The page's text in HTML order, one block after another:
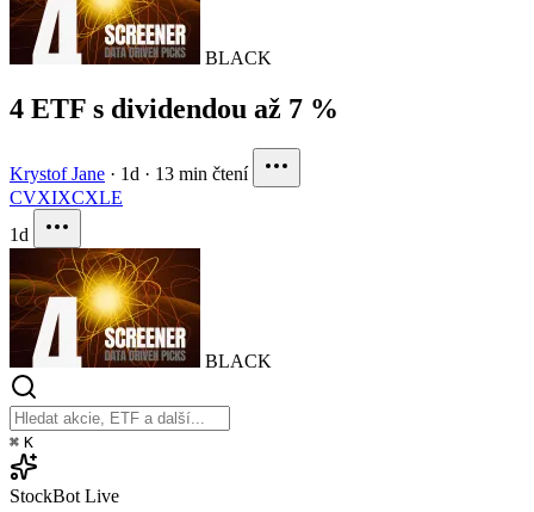
BLACK
4 ETF s dividendou až 7 %
Krystof Jane · 1d · 13 min čtení
CVXIXCXLE
1d
BLACK
⌘ K
StockBot Live